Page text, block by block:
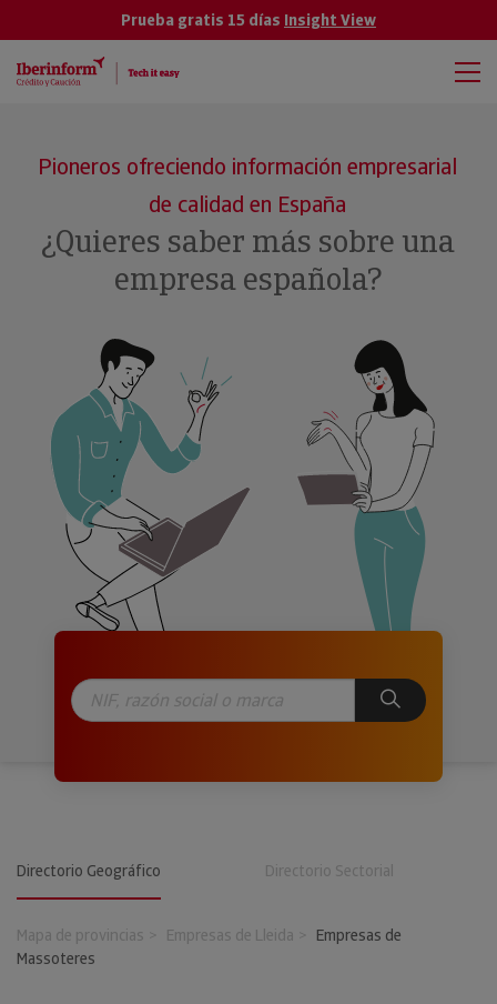
Prueba gratis 15 días Insight View
Pioneros ofreciendo información empresarial
de calidad en España
¿Quieres saber más sobre una
empresa española?
Directorio Geográfico Directorio Sectorial
Mapa de provincias Empresas de Lleida
Empresas de
Massoteres